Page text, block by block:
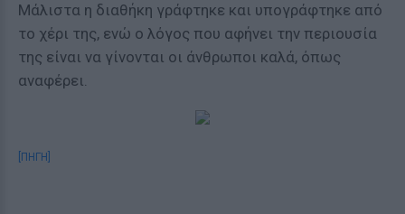
Μάλιστα η διαθήκη γράφτηκε και υπογράφτηκε από
το χέρι της, ενώ ο λόγος που αφήνει την περιουσία
της είναι να γίνονται οι άνθρωποι καλά, όπως
αναφέρει.
[ΠΗΓΗ]